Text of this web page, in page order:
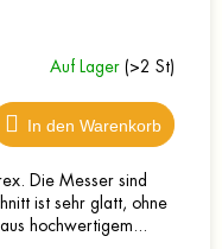
Auf Lager (>2 St)
In den Warenkorb
Die Messer sind
ist sehr glatt, ohne
hochwertigem...